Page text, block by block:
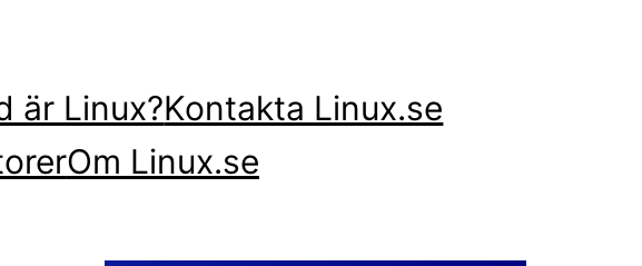
är Linux?Kontakta Linux.se
Om Linux.se